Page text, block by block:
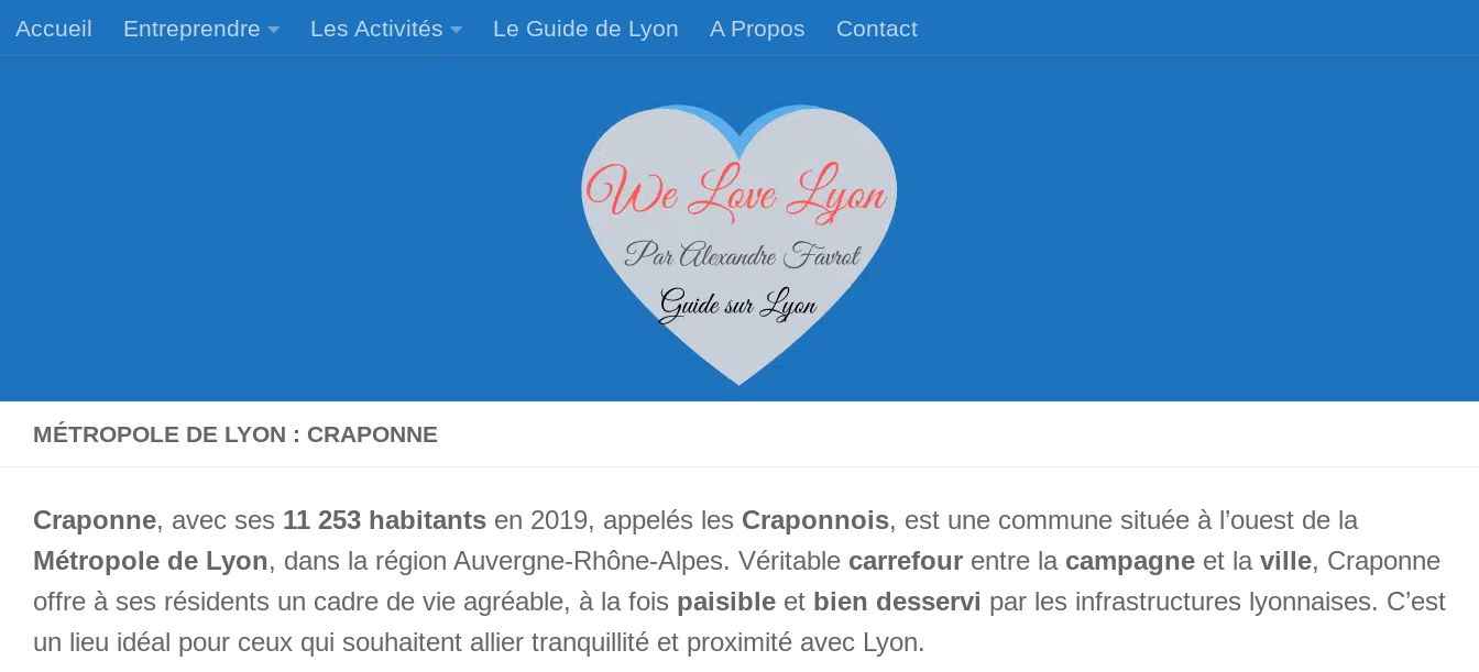
Skip to content
Accueil Entreprendre Les Activités Le Guide de Lyon A Propos Contact
MÉTROPOLE DE LYON : CRAPONNE
Craponne, avec ses 11 253 habitants en 2019, appelés les Craponnois, est une commune située à l’ouest de la
Métropole de Lyon, dans la région Auvergne-Rhône-Alpes. Véritable carrefour entre la campagne et la ville, Craponne
offre à ses résidents un cadre de vie agréable, à la fois paisible et bien desservi par les infrastructures lyonnaises. C’est
un lieu idéal pour ceux qui souhaitent allier tranquillité et proximité avec Lyon.